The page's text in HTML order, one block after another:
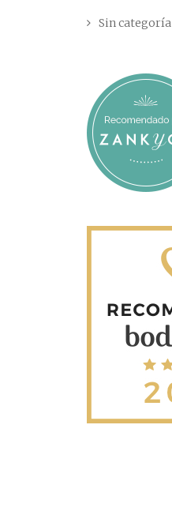
Sin categoría